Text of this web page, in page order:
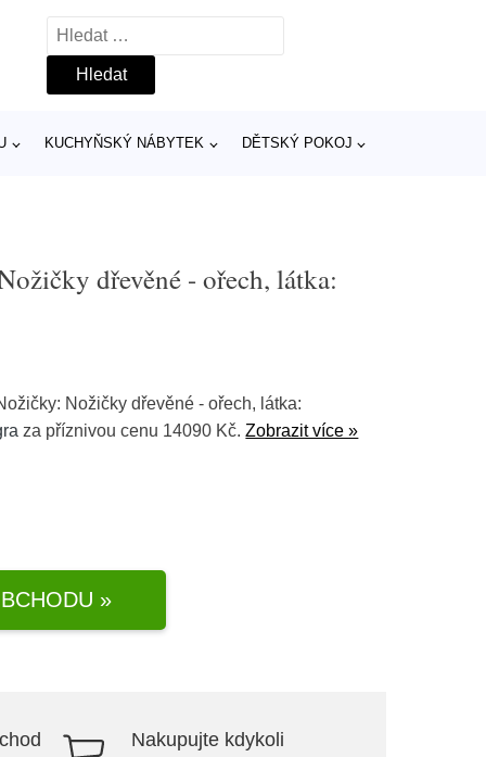
Vyhledávání
KUCHYŇSKÝ NÁBYTEK DĚTSKÝ POKOJ
dřevěné - ořech, látka:
Nožičky dřevěné - ořech, látka:
za příznivou cenu 14090 Kč.Zobrazit více »
»
Nakupujte kdykoli